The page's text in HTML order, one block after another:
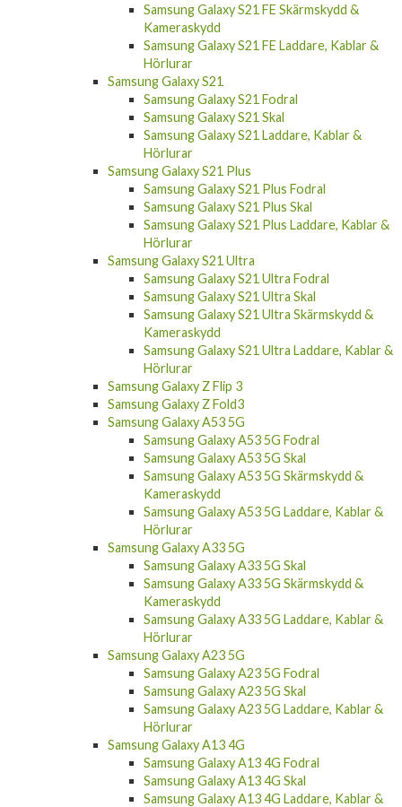
Kameraskydd
Samsung Galaxy S21 FE Laddare, Kablar &
Hörlurar
Samsung Galaxy S21
Samsung Galaxy S21 Fodral
Samsung Galaxy S21 Skal
Samsung Galaxy S21 Laddare, Kablar &
Hörlurar
Samsung Galaxy S21 Plus
Samsung Galaxy S21 Plus Fodral
Samsung Galaxy S21 Plus Skal
Samsung Galaxy S21 Plus Laddare, Kablar &
Hörlurar
Samsung Galaxy S21 Ultra
Samsung Galaxy S21 Ultra Fodral
Samsung Galaxy S21 Ultra Skal
Samsung Galaxy S21 Ultra Skärmskydd &
Kameraskydd
Samsung Galaxy S21 Ultra Laddare, Kablar &
Hörlurar
Samsung Galaxy Z Flip 3
Samsung Galaxy Z Fold3
Samsung Galaxy A53 5G
Samsung Galaxy A53 5G Fodral
Samsung Galaxy A53 5G Skal
Samsung Galaxy A53 5G Skärmskydd &
Kameraskydd
Samsung Galaxy A53 5G Laddare, Kablar &
Hörlurar
Samsung Galaxy A33 5G
Samsung Galaxy A33 5G Skal
Samsung Galaxy A33 5G Skärmskydd &
Kameraskydd
Samsung Galaxy A33 5G Laddare, Kablar &
Hörlurar
Samsung Galaxy A23 5G
Samsung Galaxy A23 5G Fodral
Samsung Galaxy A23 5G Skal
Samsung Galaxy A23 5G Laddare, Kablar &
Hörlurar
Samsung Galaxy A13 4G
Samsung Galaxy A13 4G Fodral
Samsung Galaxy A13 4G Skal
Samsung Galaxy A13 4G Laddare, Kablar &
Hörlurar